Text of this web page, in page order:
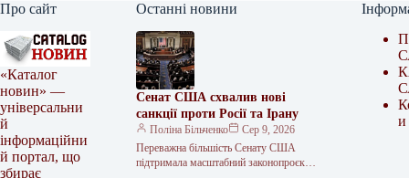
Про сайт
«Каталог
новин» —
універсальни
й
інформаційни
й портал, що
збирає
Останні новини
Сенат США схвалив нові
санкції проти Росії та Ірану
Поліна Більченко
Сер 9, 2026
Переважна більшість Сенату США
підтримала масштабний законопроєкт
и